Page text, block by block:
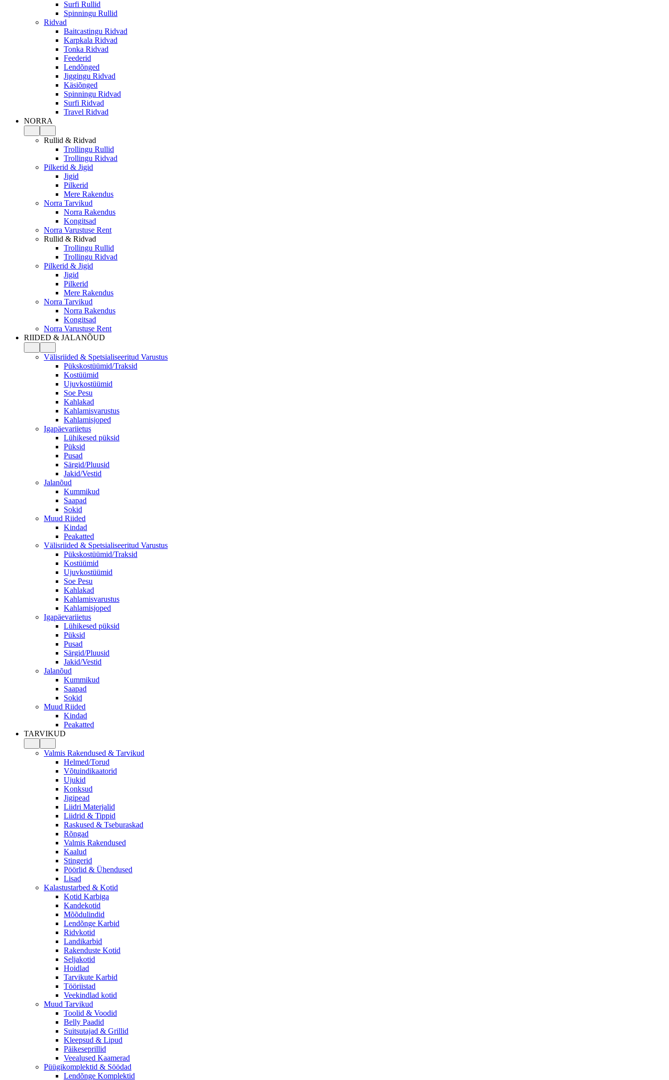
Surfi Rullid
Spinningu Rullid
Ridvad
Baitcastingu Ridvad
Karpkala Ridvad
Tonka Ridvad
Feederid
Lendõnged
Jiggingu Ridvad
Käsiõnged
Spinningu Ridvad
Surfi Ridvad
Travel Ridvad
NORRA
Rullid & Ridvad
Trollingu Rullid
Trollingu Ridvad
Pilkerid & Jigid
Jigid
Pilkerid
Mere Rakendus
Norra Tarvikud
Norra Rakendus
Kongitsad
Norra Varustuse Rent
Rullid & Ridvad
Trollingu Rullid
Trollingu Ridvad
Pilkerid & Jigid
Jigid
Pilkerid
Mere Rakendus
Norra Tarvikud
Norra Rakendus
Kongitsad
Norra Varustuse Rent
RIIDED & JALANÕUD
Välisriided & Spetsialiseeritud Varustus
Pükskostüümid/Traksid
Kostüümid
Ujuvkostüümid
Soe Pesu
Kahlakad
Kahlamisvarustus
Kahlamisjoped
Igapäevariietus
Lühikesed püksid
Püksid
Pusad
Särgid/Pluusid
Jakid/Vestid
Jalanõud
Kummikud
Saapad
Sokid
Muud Riided
Kindad
Peakatted
Välisriided & Spetsialiseeritud Varustus
Pükskostüümid/Traksid
Kostüümid
Ujuvkostüümid
Soe Pesu
Kahlakad
Kahlamisvarustus
Kahlamisjoped
Igapäevariietus
Lühikesed püksid
Püksid
Pusad
Särgid/Pluusid
Jakid/Vestid
Jalanõud
Kummikud
Saapad
Sokid
Muud Riided
Kindad
Peakatted
TARVIKUD
Valmis Rakendused & Tarvikud
Helmed/Torud
Võtuindikaatorid
Ujukid
Konksud
Jigipead
Liidri Materjalid
Liidrid & Tippid
Raskused & Tseburaskad
Rõngad
Valmis Rakendused
Kaalud
Stingerid
Pöörlid & Ühendused
Lisad
Kalastustarbed & Kotid
Kotid Karbiga
Kandekotid
Mõõdulindid
Lendõnge Karbid
Ridvkotid
Landikarbid
Rakenduste Kotid
Seljakotid
Hoidlad
Tarvikute Karbid
Tööriistad
Veekindlad kotid
Muud Tarvikud
Toolid & Voodid
Belly Paadid
Suitsutajad & Grillid
Kleepsud & Lipud
Päikeseprillid
Veealused Kaamerad
Püügikomplektid & Söödad
Lendõnge Komplektid